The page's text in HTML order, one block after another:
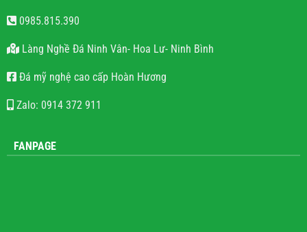
0985.815.390
Làng Nghề Đá Ninh Vân- Hoa Lư- Ninh Bình
Đá mỹ nghệ cao cấp Hoàn Hương
Zalo: 0914 372 911
FANPAGE